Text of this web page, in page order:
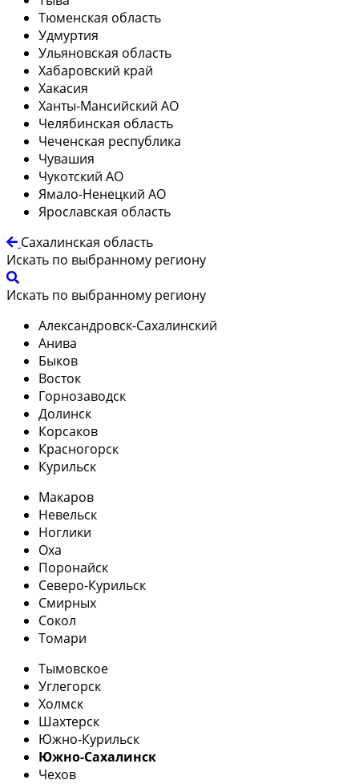
Тюменская область
Удмуртия
Ульяновская область
Хабаровский край
Хакасия
Ханты-Мансийский АО
Челябинская область
Чеченская республика
Чувашия
Чукотский АО
Ямало-Ненецкий АО
Ярославская область
Сахалинская область
Искать по выбранному региону
Искать по выбранному региону
Александровск-Сахалинский
Анива
Быков
Восток
Горнозаводск
Долинск
Корсаков
Красногорск
Курильск
Макаров
Невельск
Ноглики
Оха
Поронайск
Северо-Курильск
Смирных
Сокол
Томари
Тымовское
Углегорск
Холмск
Шахтерск
Южно-Курильск
Южно-Сахалинск
Чехов